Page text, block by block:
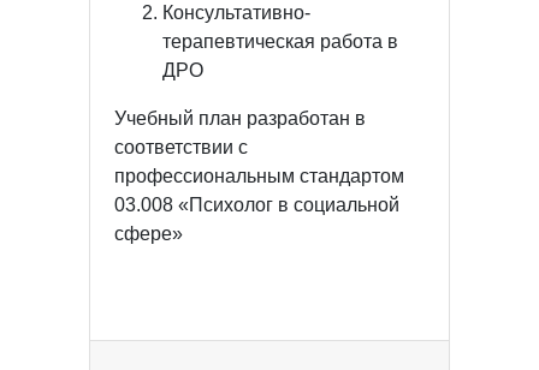
Консультативно-
терапевтическая работа в
ДРО
Учебный план разработан в
соответствии с
профессиональным стандартом
03.008 «Психолог в социальной
сфере»